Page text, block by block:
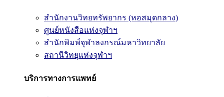
สำนักงานวิทยทรัพยากร (หอสมุดกลาง)
ศูนย์หนังสือแห่งจุฬาฯ
สำนักพิมพ์จุฬาลงกรณ์มหาวิทยาลัย
สถานีวิทยุแห่งจุฬาฯ
บริการทางการแพทย์